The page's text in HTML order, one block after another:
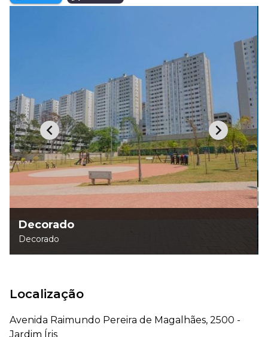
Decorado
Decorado
Localização
Avenida Raimundo Pereira de Magalhães, 2500 -
Jardim Íris